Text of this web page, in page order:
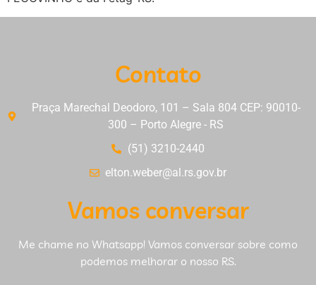
Contato
Praça Marechal Deodoro, 101 – Sala 804 CEP: 90010-
300 – Porto Alegre - RS
(51) 3210-2440
elton.weber@al.rs.gov.br
Vamos conversar
Me chame no Whatsapp! Vamos conversar sobre como
podemos melhorar o nosso RS.